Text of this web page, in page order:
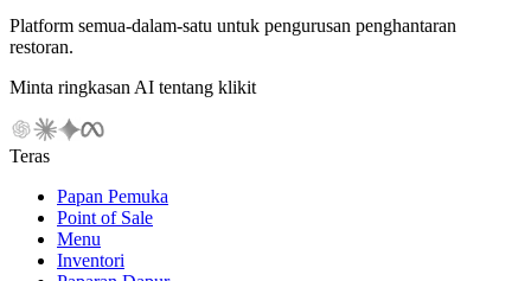
Platform semua-dalam-satu untuk pengurusan penghantaran
restoran.
Minta ringkasan AI tentang klikit
Teras
Papan Pemuka
Point of Sale
Menu
Inventori